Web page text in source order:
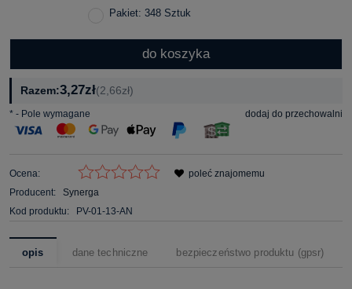
Pakiet: 348 Sztuk
do koszyka
Razem:3,27zł(2,66zł)
dodaj do przechowalni
* - Pole wymagane
Ocena:
Producent:
Synerga
Kod produktu:
PV-01-13-AN
poleć znajomemu
opis dane techniczne bezpieczeństwo produktu (gpsr)